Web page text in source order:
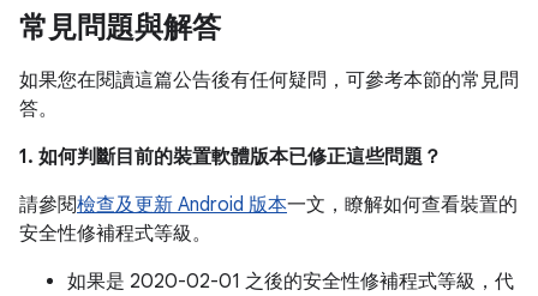
常見問題與解答
如果您在閱讀這篇公告後有任何疑問，可參考本節的常見問
答。
1. 如何判斷目前的裝置軟體版本已修正這些問題？
請參閱檢查及更新 Android 版本一文，瞭解如何查看裝置的
安全性修補程式等級。
如果是 2020-02-01 之後的安全性修補程式等級，代